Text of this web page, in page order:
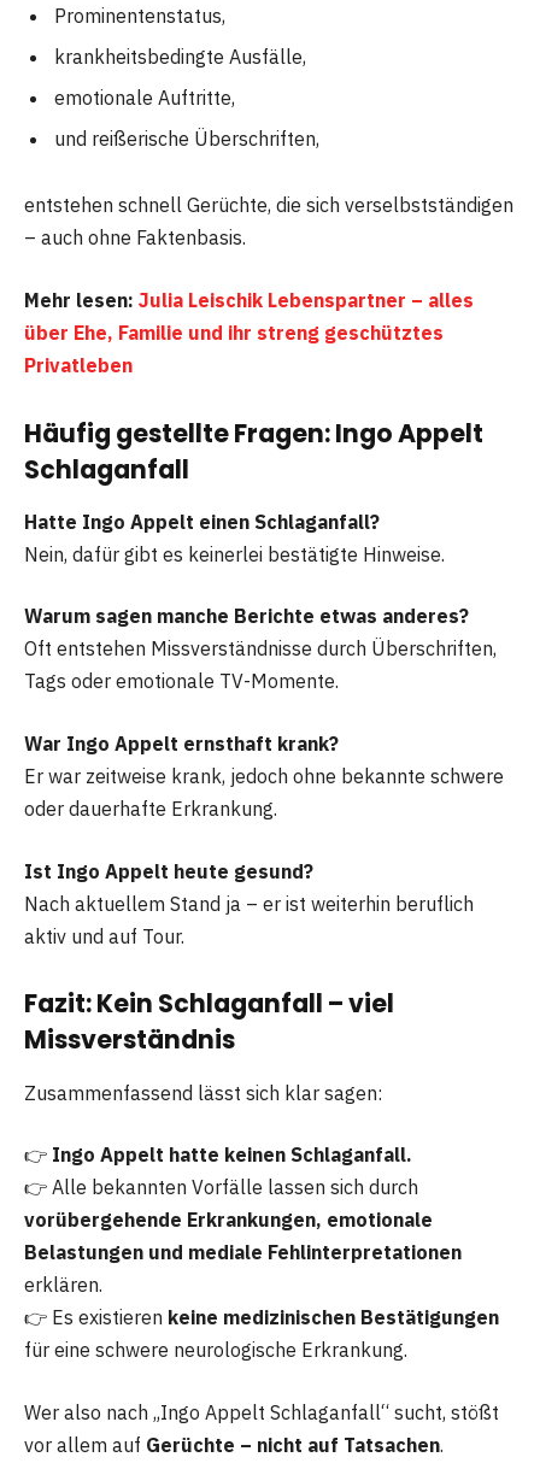
Prominentenstatus,
krankheitsbedingte Ausfälle,
emotionale Auftritte,
und reißerische Überschriften,
entstehen schnell Gerüchte, die sich verselbstständigen
– auch ohne Faktenbasis.
Mehr lesen: Julia Leischik Lebenspartner – alles
über Ehe, Familie und ihr streng geschütztes
Privatleben
Häufig gestellte Fragen: Ingo Appelt
Schlaganfall
Hatte Ingo Appelt einen Schlaganfall?
Nein, dafür gibt es keinerlei bestätigte Hinweise.
Warum sagen manche Berichte etwas anderes?
Oft entstehen Missverständnisse durch Überschriften,
Tags oder emotionale TV-Momente.
War Ingo Appelt ernsthaft krank?
Er war zeitweise krank, jedoch ohne bekannte schwere
oder dauerhafte Erkrankung.
Ist Ingo Appelt heute gesund?
Nach aktuellem Stand ja – er ist weiterhin beruflich
aktiv und auf Tour.
Fazit: Kein Schlaganfall – viel
Missverständnis
Zusammenfassend lässt sich klar sagen:
👉 Ingo Appelt hatte keinen Schlaganfall.
👉 Alle bekannten Vorfälle lassen sich durch
vorübergehende Erkrankungen, emotionale
Belastungen und mediale Fehlinterpretationen
erklären.
👉 Es existieren keine medizinischen Bestätigungen
für eine schwere neurologische Erkrankung.
Wer also nach „Ingo Appelt Schlaganfall“ sucht, stößt
vor allem auf Gerüchte – nicht auf Tatsachen.